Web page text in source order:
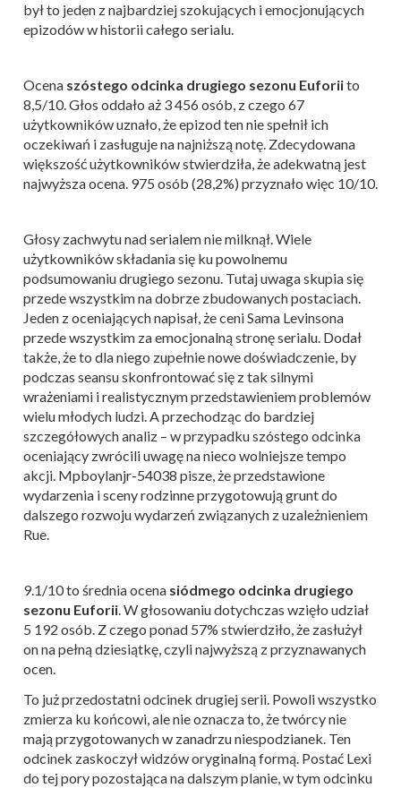
był to jeden z najbardziej szokujących i emocjonujących
epizodów w historii całego serialu.
Ocena szóstego odcinka drugiego sezonu Euforiito
8,5/10. Głos oddało aż 3 456 osób, z czego 67
użytkowników uznało, że epizod ten nie spełnił ich
oczekiwań i zasługuje na najniższą notę. Zdecydowana
większość użytkowników stwierdziła, że adekwatną jest
najwyższa ocena. 975 osób (28,2%) przyznało więc 10/10.
Głosy zachwytu nad serialem nie milknął. Wiele
użytkowników składania się ku powolnemu
podsumowaniu drugiego sezonu. Tutaj uwaga skupia się
przede wszystkim na dobrze zbudowanych postaciach.
Jeden z oceniających napisał, że ceni Sama Levinsona
przede wszystkim za emocjonalną stronę serialu. Dodał
także, że to dla niego zupełnie nowe doświadczenie, by
podczas seansu skonfrontować się z tak silnymi
wrażeniami i realistycznym przedstawieniem problemów
wielu młodych ludzi. A przechodząc do bardziej
szczegółowych analiz – w przypadku szóstego odcinka
oceniający zwrócili uwagę na nieco wolniejsze tempo
akcji. Mpboylanjr-54038 pisze, że przedstawione
wydarzenia i sceny rodzinne przygotowują grunt do
dalszego rozwoju wydarzeń związanych z uzależnieniem
Rue.
9.1/10 to średnia ocena siódmego odcinka drugiego
sezonu Euforii. W głosowaniu dotychczas wzięło udział
5 192 osób. Z czego ponad 57% stwierdziło, że zasłużył
on na pełną dziesiątkę, czyli najwyższą z przyznawanych
ocen.
To już przedostatni odcinek drugiej serii. Powoli wszystko
zmierza ku końcowi, ale nie oznacza to, że twórcy nie
mają przygotowanych w zanadrzu niespodzianek. Ten
odcinek zaskoczył widzów oryginalną formą. Postać Lexi
do tej pory pozostająca na dalszym planie, w tym odcinku